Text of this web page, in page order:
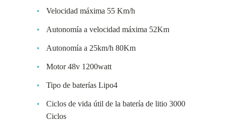
Velocidad máxima 55 Km/h
Autonomía a velocidad máxima 52Km
Autonomía a 25km/h 80Km
Motor 48v 1200watt
Tipo de baterías Lipo4
Ciclos de vida útil de la batería de litio 3000
Ciclos